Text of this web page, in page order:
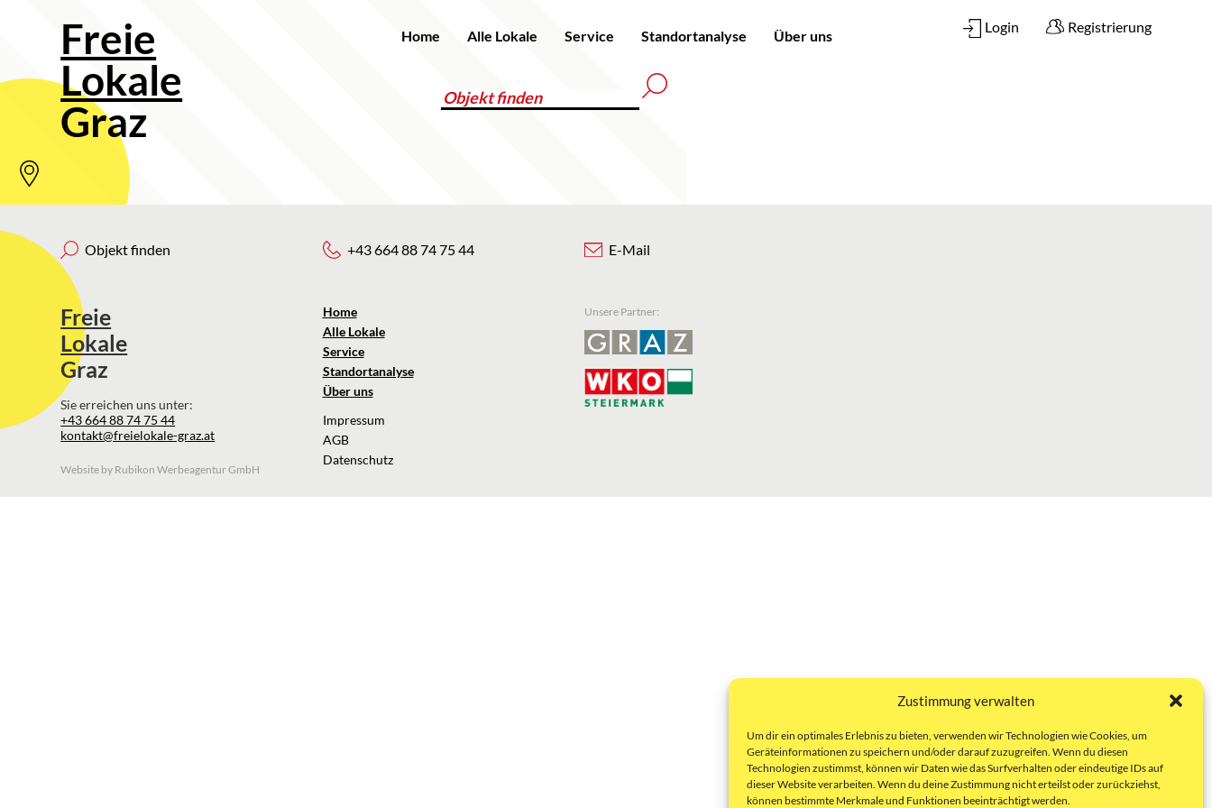
Zustimmung verwalten
Um dir ein optimales Erlebnis zu bieten, verwenden wir Technologien wie Cookies, um
Geräteinformationen zu speichern und/oder darauf zuzugreifen. Wenn du diesen
Technologien zustimmst, können wir Daten wie das Surfverhalten oder eindeutige IDs auf
dieser Website verarbeiten. Wenn du deine Zustimmung nicht erteilst oder zurückziehst,
können bestimmte Merkmale und Funktionen beeinträchtigt werden.
Freie
Lokale
Graz
Home Alle Lokale Service Standortanalyse Über uns
Login Registrierung
Objekt finden
Freie
Lokale
Graz
Sie erreichen uns unter:
+43 664 88 74 75 44
kontakt@freielokale-graz.at
Website by Rubikon Werbeagentur GmbH
+43 664 88 74 75 44
Home
Alle Lokale
Service
Standortanalyse
Über uns
Impressum
AGB
Datenschutz
E-Mail
Unsere Partner: